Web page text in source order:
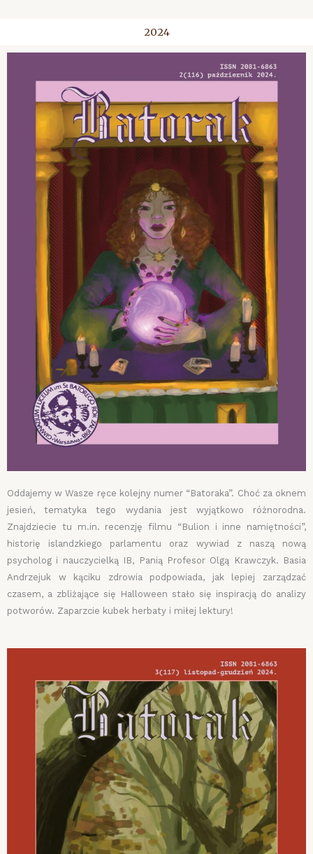
2024
Oddajemy w Wasze ręce kolejny numer “Batoraka”. Choć za oknem
jesień, tematyka tego wydania jest wyjątkowo różnorodna.
Znajdziecie tu m.in. recenzję filmu “Bulion i inne namiętności”,
historię islandzkiego parlamentu oraz wywiad z naszą nową
psycholog i nauczycielką IB, Panią Profesor Olgą Krawczyk. Basia
Andrzejuk w kąciku zdrowia podpowiada, jak lepiej zarządzać
czasem, a zbliżające się Halloween stało się inspiracją do analizy
potworów. Zaparzcie kubek herbaty i miłej lektury!